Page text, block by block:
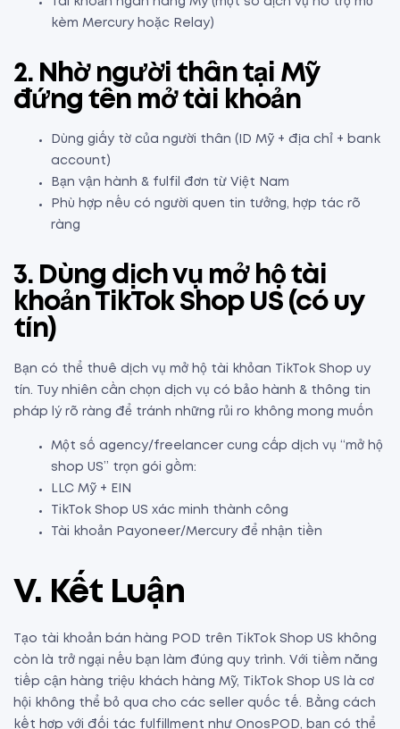
kèm Mercury hoặc Relay)
2. Nhờ người thân tại Mỹ
đứng tên mở tài khoản
Dùng giấy tờ của người thân (ID Mỹ + địa chỉ + bank
account)
Bạn vận hành & fulfil đơn từ Việt Nam
Phù hợp nếu có người quen tin tưởng, hợp tác rõ
ràng
3. Dùng dịch vụ mở hộ tài
khoản TikTok Shop US (có uy
tín)
Bạn có thể thuê dịch vụ mở hộ tài khỏan TikTok Shop uy
tín. Tuy nhiên cần chọn dịch vụ có bảo hành & thông tin
pháp lý rõ ràng để tránh những rủi ro không mong muốn
Một số agency/freelancer cung cấp dịch vụ “mở hộ
shop US” trọn gói gồm:
LLC Mỹ + EIN
TikTok Shop US xác minh thành công
Tài khoản Payoneer/Mercury để nhận tiền
V. Kết Luận
Tạo tài khoản bán hàng POD trên TikTok Shop US không
còn là trở ngại nếu bạn làm đúng quy trình. Với tiềm năng
tiếp cận hàng triệu khách hàng Mỹ, TikTok Shop US là cơ
hội không thể bỏ qua cho các seller quốc tế. Bằng cách
kết hợp với đối tác fulfillment như OnosPOD, bạn có thể